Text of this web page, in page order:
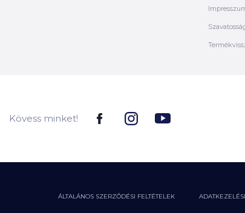
Kövess minket!
ÁLTALÁNOS SZERZŐDÉSI FELTÉTELEK